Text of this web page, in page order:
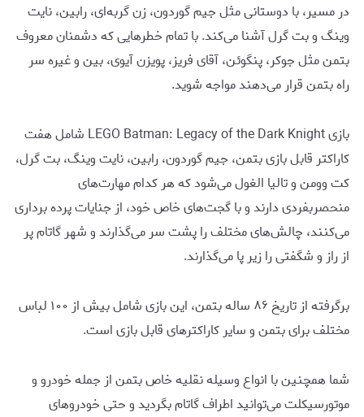
در مسیر، با دوستانی مثل جیم گوردون، زن گربه‌ای، رابین، نایت
وینگ و بت گرل آشنا می‌کند. با تمام خطرهایی که دشمنان معروف
بتمن مثل جوکر، پنگوئن، آقای فریز، پویزن آیوی، بین و غیره سر
راه بتمن قرار می‌دهند مواجه شوید.
بازی LEGO Batman: Legacy of the Dark Knight شامل هفت
کاراکتر قابل بازی بتمن، جیم گوردون، رابین، نایت وینگ، بت گرل،
کت وومن و تالیا الغول می‌شود که هر کدام مهارت‌های
منحصربفردی دارند و با گجت‌های خاص خود، از جنایات پرده برداری
می‌کنند، چالش‌های مختلف را پشت سر می‌گذارند و شهر گاتام پر
از راز و شگفتی را زیر پا می‌گذارند.
برگرفته از تاریخ ۸۶ ساله بتمن، این بازی شامل بیش از ۱۰۰ لباس
مختلف برای بتمن و سایر کاراکترهای قابل بازی است.
شما همچنین با انواع وسیله نقلیه خاص بتمن از جمله خودرو و
موتورسیکلت می‌توانید اطراف گاتام بگردید و حتی خودروهای